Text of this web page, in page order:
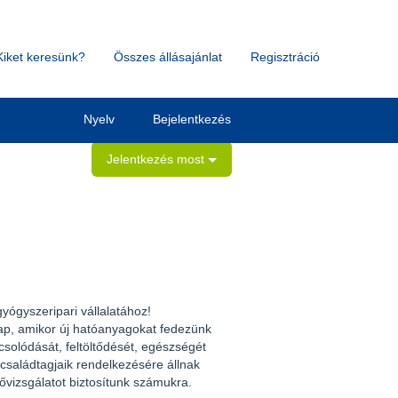
keresünk? Összes állásajánlat Regisztráció
Nyelv Bejelentkezés
Jelentkezés most
vállalatához!
amikor új hatóanyagokat fedezünk
feltöltődését, egészségét
rendelkezésére állnak
biztosítunk számukra.